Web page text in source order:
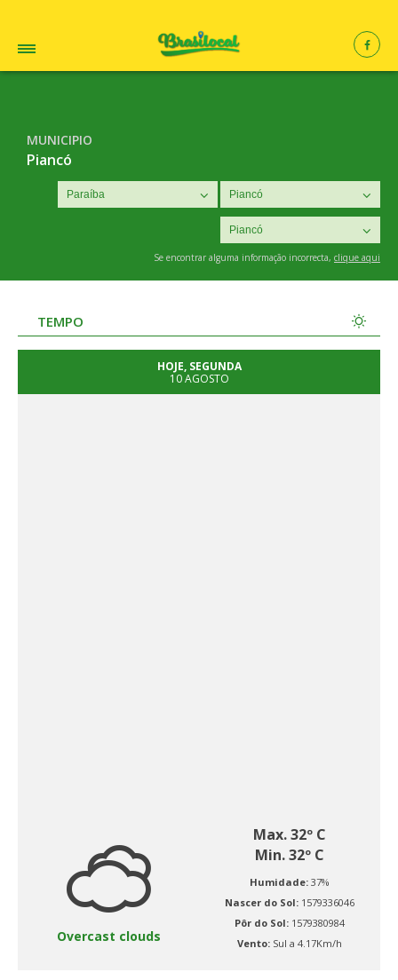
MUNICIPIO
Piancó
Se encontrar alguma informação incorrecta, clique aqui
TEMPO
HOJE, SEGUNDA
10 AGOSTO
Overcast clouds
Max. 32º C
Min. 32º C
Humidade: 37%
Nascer do Sol: 1579336046
Pôr do Sol: 1579380984
Vento: Sul a 4.17Km/h